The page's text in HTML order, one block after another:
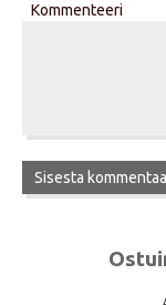
Kommenteeri